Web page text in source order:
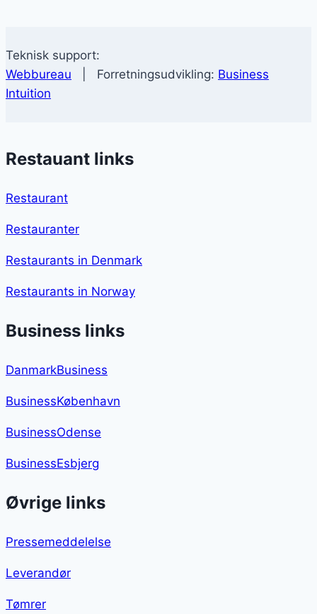
Teknisk support:
Webbureau | Forretningsudvikling: Business
Intuition
Restauant links
Restaurant
Restauranter
Restaurants in Denmark
Restaurants in Norway
Business links
DanmarkBusiness
BusinessKøbenhavn
BusinessOdense
BusinessEsbjerg
Øvrige links
Pressemeddelelse
Leverandør
Tømrer